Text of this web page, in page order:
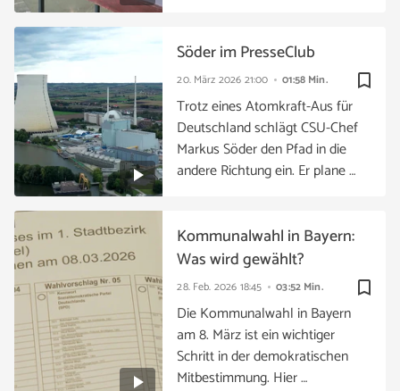
bookmark_border
20. März 2026 21:00 01:58 Min.
Söder im PresseClub
Trotz eines Atomkraft-Aus für
Deutschland schlägt CSU-Chef
Markus Söder den Pfad in die
andere Richtung ein. Er plane …
bookmark_border
28. Feb. 2026 18:45 03:52 Min.
Kommunalwahl in Bayern:
Was wird gewählt?
Die Kommunalwahl in Bayern
am 8. März ist ein wichtiger
Schritt in der demokratischen
Mitbestimmung. Hier …